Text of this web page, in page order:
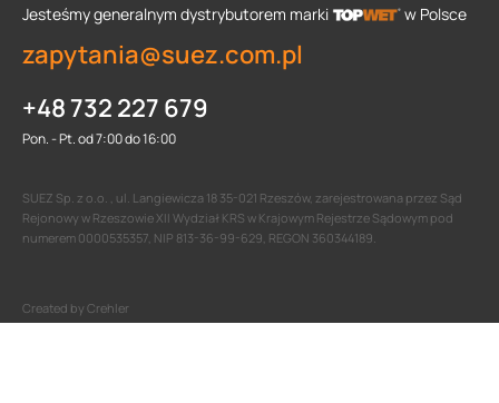
Jesteśmy generalnym dystrybutorem marki w Polsce
zapytania@suez.com.pl
+48 732 227 679
Pon. - Pt. od 7:00 do 16:00
SUEZ Sp. z o.o. , ul. Langiewicza 18 35-021 Rzeszów, zarejestrowana przez Sąd
Rejonowy w Rzeszowie XII Wydział KRS w Krajowym Rejestrze Sądowym pod
numerem 0000535357, NIP 813-36-99-629, REGON 360344189.
Created by Crehler